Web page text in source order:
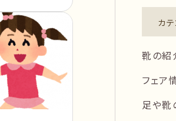
カ
靴の紹
フェア
足や靴